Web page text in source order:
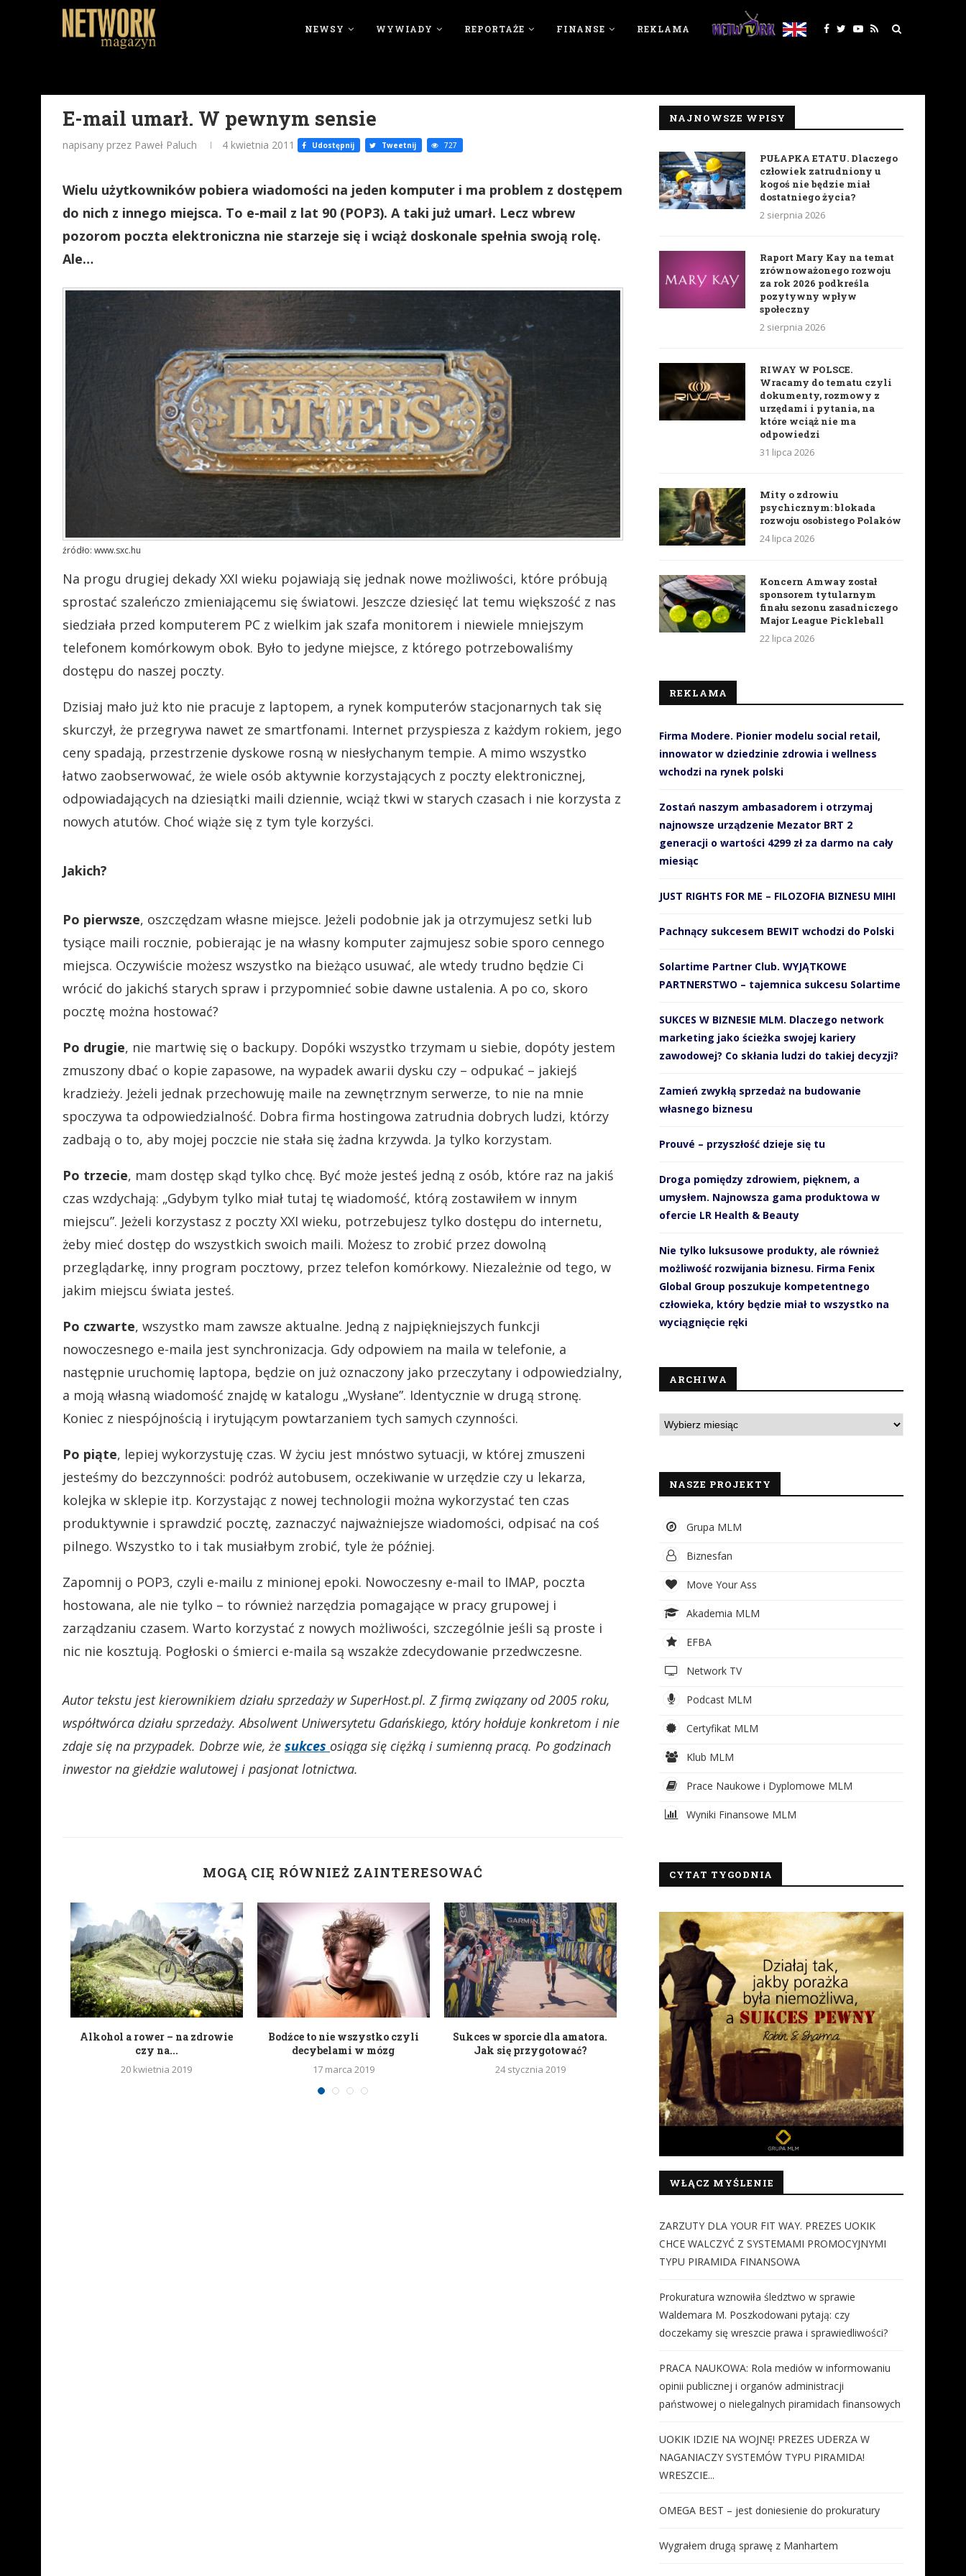
NEWSY WYWIADY REPORTAŻE FINANSE REKLAMA
E-mail umarł. W pewnym sensie
napisany przez Paweł Paluch 4 kwietnia 2011 Udostępnij Tweetnij 727
Wielu użytkowników pobiera wiadomości na jeden komputer i ma problem z dostępem
do nich z innego miejsca. To e-mail z lat 90 (POP3). A taki już umarł. Lecz wbrew
pozorom poczta elektroniczna nie starzeje się i wciąż doskonale spełnia swoją rolę.
Ale…
źródło: www.sxc.hu
Na progu drugiej dekady XXI wieku pojawiają się jednak nowe możliwości, które próbują
sprostać szaleńczo zmieniającemu się światowi. Jeszcze dziesięć lat temu większość z nas
siedziała przed komputerem PC z wielkim jak szafa monitorem i niewiele mniejszym
telefonem komórkowym obok. Było to jedyne miejsce, z którego potrzebowaliśmy
dostępu do naszej poczty.
Dzisiaj mało już kto nie pracuje z laptopem, a rynek komputerów stacjonarnych tak się
skurczył, że przegrywa nawet ze smartfonami. Internet przyspiesza z każdym rokiem, jego
ceny spadają, przestrzenie dyskowe rosną w niesłychanym tempie. A mimo wszystko
łatwo zaobserwować, że wiele osób aktywnie korzystających z poczty elektronicznej,
odpowiadających na dziesiątki maili dziennie, wciąż tkwi w starych czasach i nie korzysta z
nowych atutów. Choć wiąże się z tym tyle korzyści.
Jakich?
Po pierwsze, oszczędzam własne miejsce. Jeżeli podobnie jak ja otrzymujesz setki lub
tysiące maili rocznie, pobierając je na własny komputer zajmujesz sobie sporo cennego
miejsca. Oczywiście możesz wszystko na bieżąco usuwać, ale wtedy trudno będzie Ci
wrócić do jakichś starych spraw i przypomnieć sobie dawne ustalenia. A po co, skoro
pocztę można hostować?
Po drugie, nie martwię się o backupy. Dopóki wszystko trzymam u siebie, dopóty jestem
zmuszony dbać o kopie zapasowe, na wypadek awarii dysku czy – odpukać – jakiejś
kradzieży. Jeżeli jednak przechowuję maile na zewnętrznym serwerze, to nie na mnie
spoczywa ta odpowiedzialność. Dobra firma hostingowa zatrudnia dobrych ludzi, którzy
zadbają o to, aby mojej poczcie nie stała się żadna krzywda. Ja tylko korzystam.
Po trzecie, mam dostęp skąd tylko chcę. Być może jesteś jedną z osób, które raz na jakiś
czas wzdychają: „Gdybym tylko miał tutaj tę wiadomość, którą zostawiłem w innym
miejscu”. Jeżeli korzystasz z poczty XXI wieku, potrzebujesz tylko dostępu do internetu,
żeby mieć dostęp do wszystkich swoich maili. Możesz to zrobić przez dowolną
przeglądarkę, inny program pocztowy, przez telefon komórkowy. Niezależnie od tego, w
jakim miejscu świata jesteś.
Po czwarte, wszystko mam zawsze aktualne. Jedną z najpiękniejszych funkcji
nowoczesnego e-maila jest synchronizacja. Gdy odpowiem na maila w telefonie, a
następnie uruchomię laptopa, będzie on już oznaczony jako przeczytany i odpowiedzialny,
a moją własną wiadomość znajdę w katalogu „Wysłane”. Identycznie w drugą stronę.
Koniec z niespójnością i irytującym powtarzaniem tych samych czynności.
Po piąte, lepiej wykorzystuję czas. W życiu jest mnóstwo sytuacji, w której zmuszeni
jesteśmy do bezczynności: podróż autobusem, oczekiwanie w urzędzie czy u lekarza,
kolejka w sklepie itp. Korzystając z nowej technologii można wykorzystać ten czas
produktywnie i sprawdzić pocztę, zaznaczyć najważniejsze wiadomości, odpisać na coś
pilnego. Wszystko to i tak musiałbym zrobić, tyle że później.
Zapomnij o POP3, czyli e-mailu z minionej epoki. Nowoczesny e-mail to IMAP, poczta
hostowana, ale nie tylko – to również narzędzia pomagające w pracy grupowej i
zarządzaniu czasem. Warto korzystać z nowych możliwości, szczególnie jeśli są proste i
nic nie kosztują. Pogłoski o śmierci e-maila są wszakże zdecydowanie przedwczesne.
Autor tekstu jest kierownikiem działu sprzedaży w SuperHost.pl. Z firmą związany od 2005 roku,
współtwórca działu sprzedaży. Absolwent Uniwersytetu Gdańskiego, który hołduje konkretom i nie
zdaje się na przypadek. Dobrze wie, że sukces osiąga się ciężką i sumienną pracą. Po godzinach
inwestor na giełdzie walutowej i pasjonat lotnictwa.
MOGĄ CIĘ RÓWNIEŻ ZAINTERESOWAĆ
Alkohol a rower – na zdrowie
czy na...
20 kwietnia 2019
Bodźce to nie wszystko czyli
decybelami w mózg
17 marca 2019
Sukces w sporcie dla amatora.
Jak się przygotować?
24 stycznia 2019
Jak SMS-y wspierają
organizacyjnie i finansowo
WOŚP?
10 stycznia 2019
Sportowcy obalają mit, że
jeść mięso, aby...
21 listopada 2018
NAJNOWSZE WPISY
PUŁAPKA ETATU. Dlaczego
człowiek zatrudniony u
kogoś nie będzie miał
dostatniego życia?
2 sierpnia 2026
Raport Mary Kay na temat
zrównoważonego rozwoju
za rok 2026 podkreśla
pozytywny wpływ
społeczny
2 sierpnia 2026
RIWAY W POLSCE.
Wracamy do tematu czyli
dokumenty, rozmowy z
urzędami i pytania, na
które wciąż nie ma
odpowiedzi
31 lipca 2026
Mity o zdrowiu
psychicznym: blokada
rozwoju osobistego Polaków
24 lipca 2026
Koncern Amway został
sponsorem tytularnym
finału sezonu zasadniczego
Major League Pickleball
22 lipca 2026
REKLAMA
Firma Modere. Pionier modelu social retail,
innowator w dziedzinie zdrowia i wellness
wchodzi na rynek polski
Zostań naszym ambasadorem i otrzymaj
najnowsze urządzenie Mezator BRT 2
generacji o wartości 4299 zł za darmo na cały
miesiąc
JUST RIGHTS FOR ME – FILOZOFIA BIZNESU MIHI
Pachnący sukcesem BEWIT wchodzi do Polski
Solartime Partner Club. WYJĄTKOWE
PARTNERSTWO – tajemnica sukcesu Solartime
SUKCES W BIZNESIE MLM. Dlaczego network
marketing jako ścieżka swojej kariery
zawodowej? Co skłania ludzi do takiej decyzji?
Zamień zwykłą sprzedaż na budowanie
własnego biznesu
Prouvé – przyszłość dzieje się tu
Droga pomiędzy zdrowiem, pięknem, a
umysłem. Najnowsza gama produktowa w
ofercie LR Health & Beauty
Nie tylko luksusowe produkty, ale również
możliwość rozwijania biznesu. Firma Fenix
Global Group poszukuje kompetentnego
człowieka, który będzie miał to wszystko na
wyciągnięcie ręki
ARCHIWA
NASZE PROJEKTY
Grupa MLM
Biznesfan
Move Your Ass
Akademia MLM
EFBA
Network TV
Podcast MLM
Certyfikat MLM
Klub MLM
Prace Naukowe i Dyplomowe MLM
Wyniki Finansowe MLM
CYTAT TYGODNIA
WŁĄCZ MYŚLENIE
ZARZUTY DLA YOUR FIT WAY. PREZES UOKIK
CHCE WALCZYĆ Z SYSTEMAMI PROMOCYJNYMI
TYPU PIRAMIDA FINANSOWA
Prokuratura wznowiła śledztwo w sprawie
Waldemara M. Poszkodowani pytają: czy
doczekamy się wreszcie prawa i sprawiedliwości?
PRACA NAUKOWA: Rola mediów w informowaniu
opinii publicznej i organów administracji
państwowej o nielegalnych piramidach finansowych
UOKIK IDZIE NA WOJNĘ! PREZES UDERZA W
NAGANIACZY SYSTEMÓW TYPU PIRAMIDA!
WRESZCIE...
OMEGA BEST – jest doniesienie do prokuratury
Wygrałem drugą sprawę z Manhartem